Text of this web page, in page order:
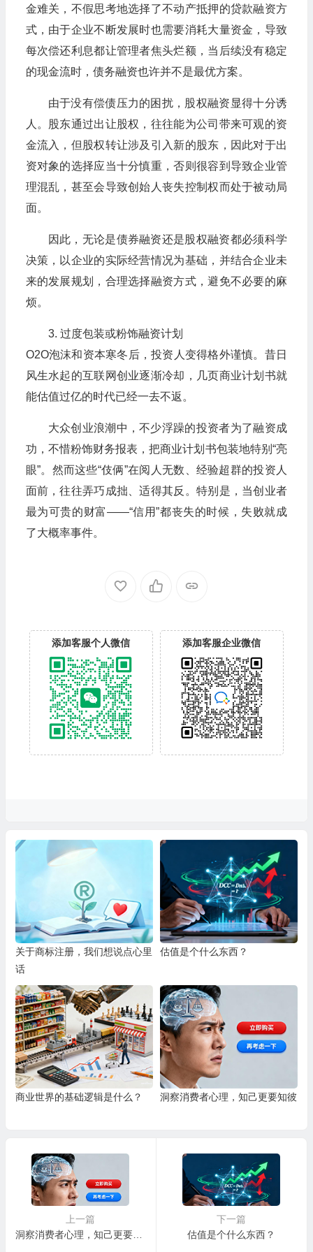
金难关，不假思考地选择了不动产抵押的贷款融资方
式，由于企业不断发展时也需要消耗大量资金，导致
每次偿还利息都让管理者焦头烂额，当后续没有稳定
的现金流时，债务融资也许并不是最优方案。
由于没有偿债压力的困扰，股权融资显得十分诱
人。股东通过出让股权，往往能为公司带来可观的资
金流入，但股权转让涉及引入新的股东，因此对于出
资对象的选择应当十分慎重，否则很容到导致企业管
理混乱，甚至会导致创始人丧失控制权而处于被动局
面。
因此，无论是债券融资还是股权融资都必须科学
决策，以企业的实际经营情况为基础，并结合企业未
来的发展规划，合理选择融资方式，避免不必要的麻
烦。
3. 过度包装或粉饰融资计划
O2O泡沫和资本寒冬后，投资人变得格外谨慎。昔日
风生水起的互联网创业逐渐冷却，几页商业计划书就
能估值过亿的时代已经一去不返。
大众创业浪潮中，不少浮躁的投资者为了融资成
功，不惜粉饰财务报表，把商业计划书包装地特别“亮
眼”。然而这些“伎俩”在阅人无数、经验超群的投资人
面前，往往弄巧成拙、适得其反。特别是，当创业者
最为可贵的财富——“信用”都丧失的时候，失败就成
了大概率事件。
添加客服个人微信 添加客服企业微信
关于商标注册，我们想说点心里
话
估值是个什么东西？
商业世界的基础逻辑是什么？ 洞察消费者心理，知己更要知彼
上一篇
洞察消费者心理，知己更要知彼
下一篇
估值是个什么东西？